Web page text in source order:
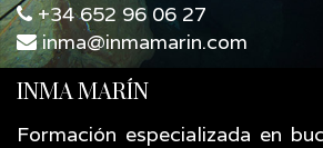
+34 652 96 06 27
inma@inmamarin.com
INMA MARÍN
Formación especializada en